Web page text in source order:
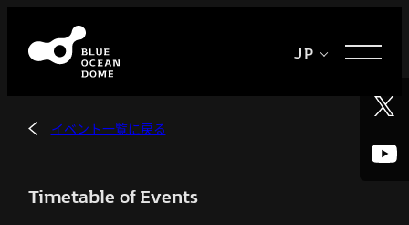
JP
イベント一覧に戻る
Timetable of Events